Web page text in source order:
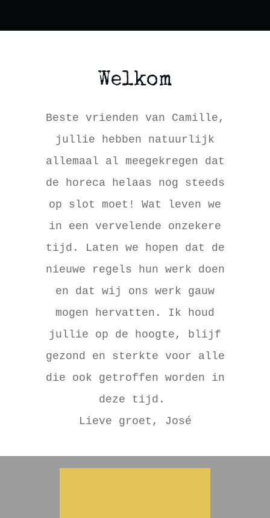
Welkom
Beste vrienden van Camille,
jullie hebben natuurlijk
allemaal al meegekregen dat
de horeca helaas nog steeds
op slot moet! Wat leven we
in een vervelende onzekere
tijd. Laten we hopen dat de
nieuwe regels hun werk doen
en dat wij ons werk gauw
mogen hervatten. Ik houd
jullie op de hoogte, blijf
gezond en sterkte voor alle
die ook getroffen worden in
deze tijd.
Lieve groet, José